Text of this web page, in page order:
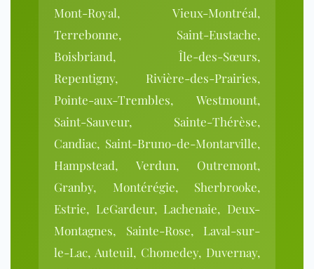
Mont-Royal, Vieux-Montréal,
Terrebonne, Saint-Eustache,
Boisbriand, Île-des-Sœurs,
Repentigny, Rivière-des-Prairies,
Pointe-aux-Trembles, Westmount,
Saint-Sauveur, Sainte-Thérèse,
Candiac, Saint-Bruno-de-Montarville,
Hampstead, Verdun, Outremont,
Granby, Montérégie, Sherbrooke,
Estrie, LeGardeur, Lachenaie, Deux-
Montagnes, Sainte-Rose, Laval-sur-
le-Lac, Auteuil, Chomedey, Duvernay,